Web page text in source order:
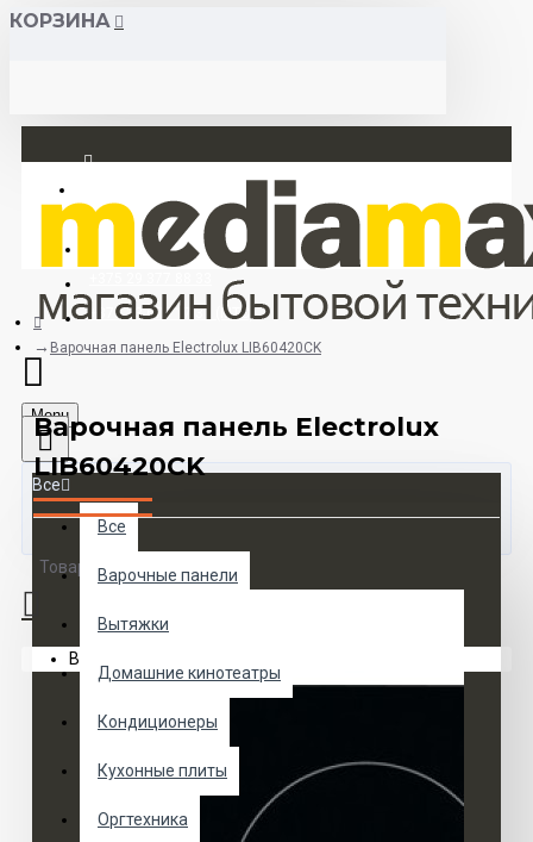
КОРЗИНА
Регистрация
+375 33 673 17 31 (МТС)
Menu
Все
Все
Варочные панели
Вытяжки
Домашние кинотеатры
Кондиционеры
Кухонные плиты
Оргтехника
Товаров 0 (0 руб.)
Ваша корзина пуста!
Варочная панель Electrolux LIB60420CK
Варочная панель Electrolux
LIB60420CK